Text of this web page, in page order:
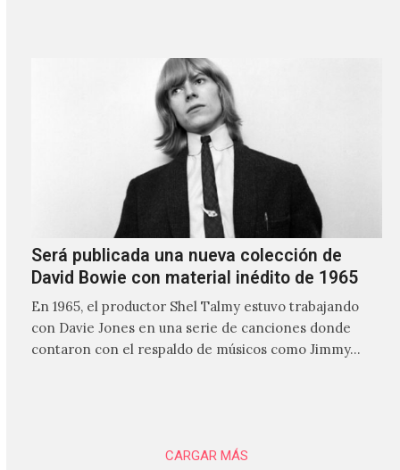
Será publicada una nueva colección de
David Bowie con material inédito de 1965
En 1965, el productor Shel Talmy estuvo trabajando
con Davie Jones en una serie de canciones donde
contaron con el respaldo de músicos como Jimmy…
CARGAR MÁS